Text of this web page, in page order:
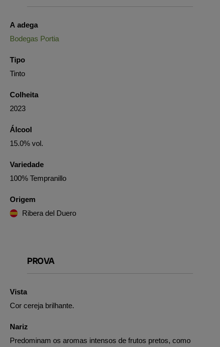
A adega
Bodegas Portia
Tipo
Tinto
Colheita
2023
Álcool
15.0% vol.
Variedade
100% Tempranillo
Origem
Ribera del Duero
PROVA
Vista
Cor cereja brilhante.
Nariz
Predominam os aromas intensos de frutos pretos, como